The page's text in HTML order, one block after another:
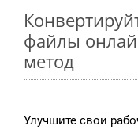
файлы
метод
Улучшите свои